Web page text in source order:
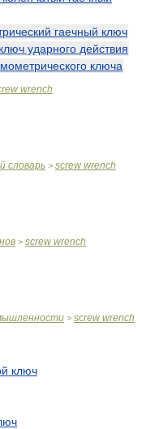
гаечный ключ
ударного действия
ключа
wrench
словарь > screw wrench
> screw wrench
> screw wrench
ключ